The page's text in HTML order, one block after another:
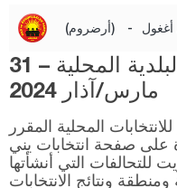
بالان دوكان
باسينلار
بازار أوغلو
شينكايا
أغغول - (أرضروم)
المرشحون للانتخابات البلدية المحلية – 31
مارس/آذار 2024
المحلية المقرر
موجودة على صفحة انتخابات يني
التي أنشأتها
في 81 ولاية ومنطقة ونتائج الانتخابات